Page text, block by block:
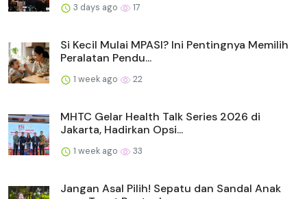
3 days ago 17
Si Kecil Mulai MPASI? Ini Pentingnya Memilih
Peralatan Pendu...
1 week ago 22
MHTC Gelar Health Talk Series 2026 di
Jakarta, Hadirkan Opsi...
1 week ago 33
Jangan Asal Pilih! Sepatu dan Sandal Anak